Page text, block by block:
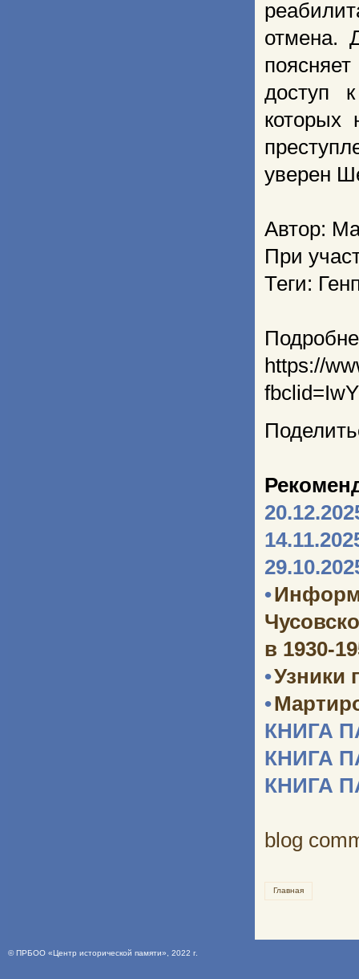
отмена.
доступ
которых
уверен
Автор:
При
Теги:
https://
•
в 1930-
•Узники
•
КНИГА
КНИГА
КНИГА
blog
Главная
©ПРБОО «Центр исторической памяти» , 2022 г.